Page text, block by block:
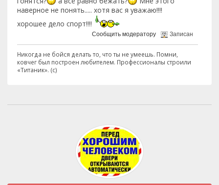
наверное не понять..... хотя вас я уважаю!!!!
хорошее дело спорт!!!!
Сообщить модератору Записан
Никогда не бойся делать то, что ты не умеешь. Помни,
ковчег был построен любителем. Профессионалы строили
«Титаник». (с)